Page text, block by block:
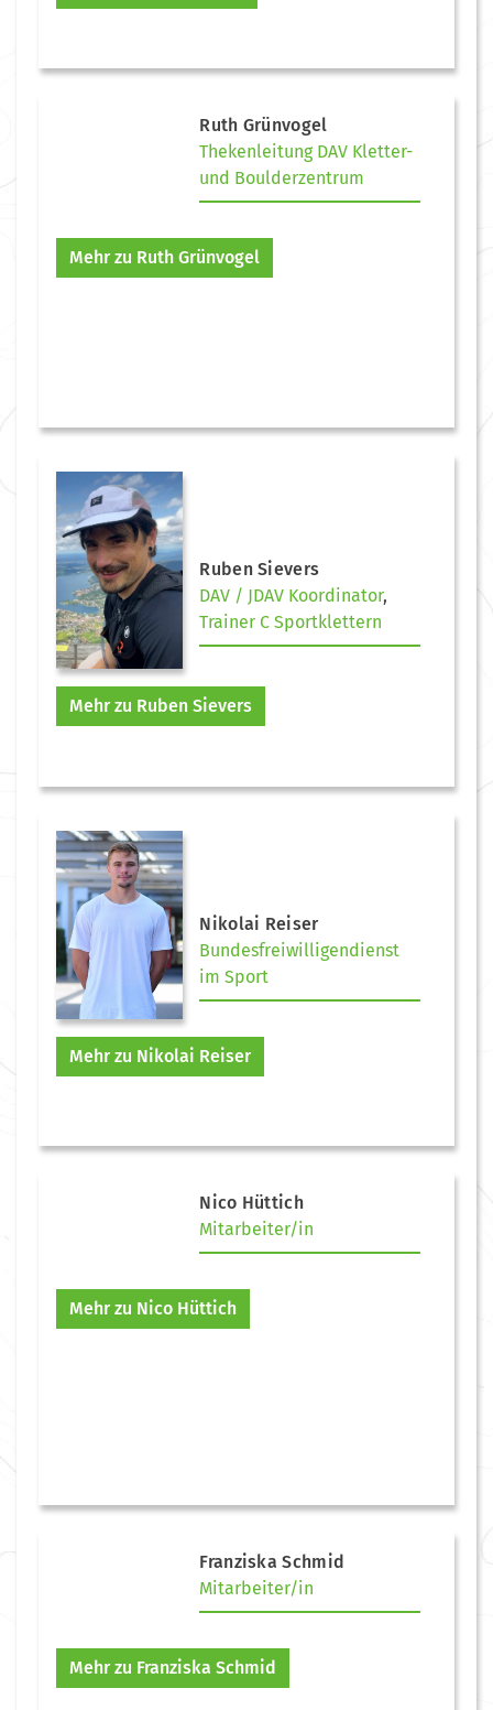
Ruth Grünvogel
Thekenleitung DAV Kletter-
und Boulderzentrum
Mehr zu Ruth Grünvogel
Ruben Sievers
DAV / JDAV Koordinator,
Trainer C Sportklettern
Mehr zu Ruben Sievers
Nikolai Reiser
Bundesfreiwilligendienst
im Sport
Mehr zu Nikolai Reiser
Nico Hüttich
Mitarbeiter/in
Mehr zu Nico Hüttich
Franziska Schmid
Mitarbeiter/in
Mehr zu Franziska Schmid